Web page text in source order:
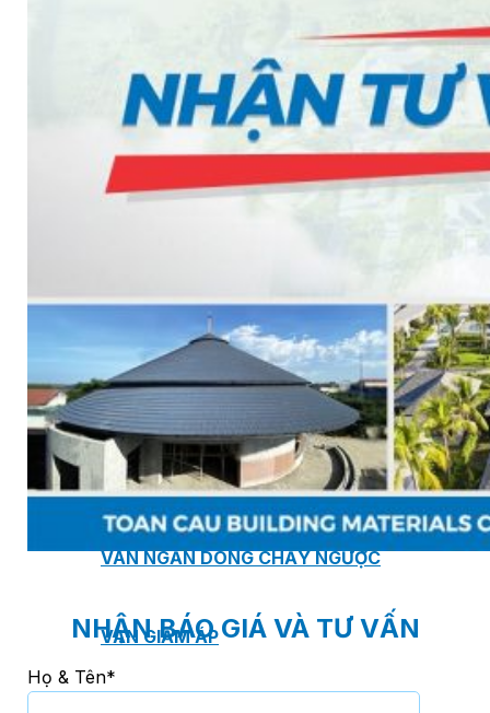
VAN BI
VAN BƯỚM
VAN CẦU
VAN ĐIỆN TỪ ĐÓNG MỞ
VAN MỘT CHIỀU
VAN ĐIỀU KHIỂN TỰ ĐỘNG
VAN NGĂN DÒNG CHẢY NGƯỢC
VAN GIẢM ÁP
NHẬN BÁO GIÁ VÀ TƯ VẤN
Họ & Tên*